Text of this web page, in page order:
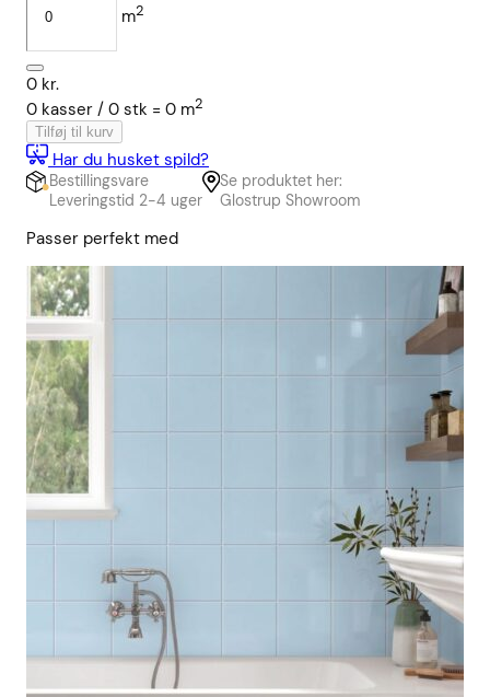
m2
0 kr.
0 kasser / 0 stk = 0 m2
Tilføj til kurv
Har du husket spild?
Bestillingsvare
Leveringstid 2-4 uger
Se produktet her:
Glostrup Showroom
Passer perfekt med